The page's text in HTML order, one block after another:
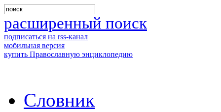
расширенный поиск
подписаться на rss-канал
мобильная версия
купить Православную энциклопедию
Словник